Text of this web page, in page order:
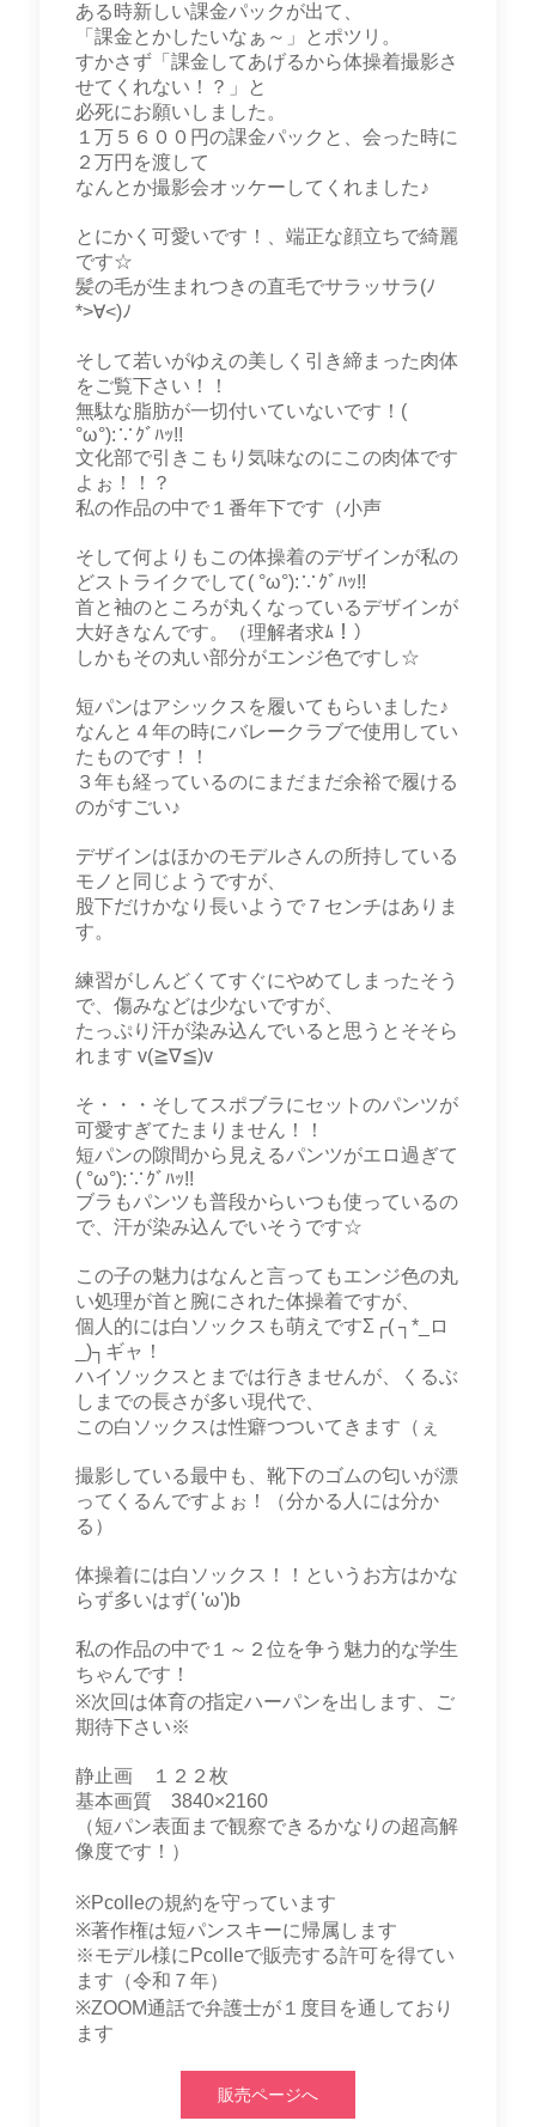
ある時新しい課金パックが出て、
「課金とかしたいなぁ～」とポツリ。
すかさず「課金してあげるから体操着撮影さ
せてくれない！？」と
必死にお願いしました。
１万５６００円の課金パックと、会った時に
２万円を渡して
なんとか撮影会オッケーしてくれました♪
とにかく可愛いです！、端正な顔立ちで綺麗
です☆
髪の毛が生まれつきの直毛でサラッサラ(ﾉ
*>∀<)ﾉ
そして若いがゆえの美しく引き締まった肉体
をご覧下さい！！
無駄な脂肪が一切付いていないです！(
°ω°):∵ｸﾞﾊｯ!!
文化部で引きこもり気味なのにこの肉体です
よぉ！！？
私の作品の中で１番年下です（小声
そして何よりもこの体操着のデザインが私の
どストライクでして( °ω°):∵ｸﾞﾊｯ!!
首と袖のところが丸くなっているデザインが
大好きなんです。（理解者求ﾑ！）
しかもその丸い部分がエンジ色ですし☆
短パンはアシックスを履いてもらいました♪
なんと４年の時にバレークラブで使用してい
たものです！！
３年も経っているのにまだまだ余裕で履ける
のがすごい♪
デザインはほかのモデルさんの所持している
モノと同じようですが、
股下だけかなり長いようで７センチはありま
す。
練習がしんどくてすぐにやめてしまったそう
で、傷みなどは少ないですが、
たっぷり汗が染み込んでいると思うとそそら
れます v(≧∇≦)v
そ・・・そしてスポブラにセットのパンツが
可愛すぎてたまりません！！
短パンの隙間から見えるパンツがエロ過ぎて
( °ω°):∵ｸﾞﾊｯ!!
ブラもパンツも普段からいつも使っているの
で、汗が染み込んでいそうです☆
この子の魅力はなんと言ってもエンジ色の丸
い処理が首と腕にされた体操着ですが、
個人的には白ソックスも萌えですΣ┌( ┐*_ロ
_)┐ギャ！
ハイソックスとまでは行きませんが、くるぶ
しまでの長さが多い現代で、
この白ソックスは性癖つついてきます（ぇ
撮影している最中も、靴下のゴムの匂いが漂
ってくるんですよぉ！（分かる人には分か
る）
体操着には白ソックス！！というお方はかな
らず多いはず( 'ω')b
私の作品の中で１～２位を争う魅力的な学生
ちゃんです！
※次回は体育の指定ハーパンを出します、ご
期待下さい※
静止画 １２２枚
基本画質 3840×2160
（短パン表面まで観察できるかなりの超高解
像度です！）
※Pcolleの規約を守っています
※著作権は短パンスキーに帰属します
※モデル様にPcolleで販売する許可を得てい
ます（令和７年）
※ZOOM通話で弁護士が１度目を通しており
ます
販売ページへ